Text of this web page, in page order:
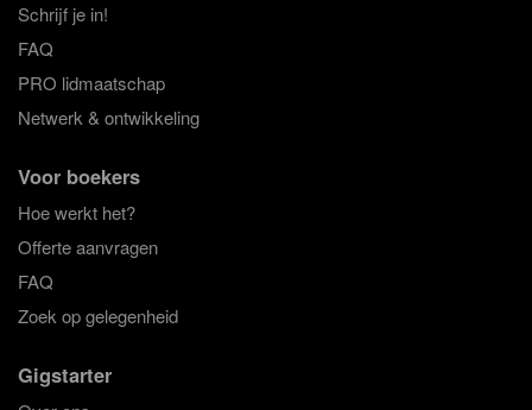
Nederpop Bands.
vaker kiezen voor een Nederlandstalig repertoire. Engels
zal men altijd blijven zingen, maar Nederlands is soms toch
net even wat origineler. Veel Nederlandse bands die bij ons
te boeken zijn spelen eigen nummers met grote hit-
potentie. Omdat de muziek Nederlandstalig en populair is
Nederlandstalige Singer-songwriters.
songwriters, begeleid door hun gitaar of piano, wagen zich
steeds meer aan het Nederlandse repertoire. Wel zo fijn
voor muziek die is om naar te luisteren. Het voordeel van
een solo-artiest ten op zichte van een ensemble is dat het
wat goedkoper is om één enkele muzikant in te huren. Als
de locatie een wat kleinere settings zoals een huiskamers
misschien wel de juiste act om te boeken. Kijk wat rond in
Schrijf je in!
FAQ
PRO lidmaatschap
Netwerk & ontwikkeling
Voor boekers
Hoe werkt het?
Offerte aanvragen
FAQ
Zoek op gelegenheid
Gigstarter